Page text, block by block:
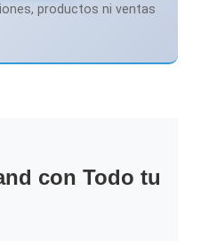
productos ni ventas
con Todo tu